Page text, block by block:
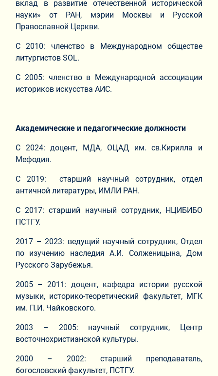
вклад в развитие отечественной исторической
науки» от РАН, мэрии Москвы и Русской
Православной Церкви.
С 2010: членство в Международном обществе
литургистов SOL.
С 2005: членство в Международной ассоциации
историков искусства АИС.
Академические и педагогические должности
С 2024: доцент, МДА, ОЦАД им. св.Кирилла и
Мефодия.
С 2019: старший научный сотрудник, отдел
античной литературы, ИМЛИ РАН.
С 2017: старший научный сотрудник, НЦИБИБО
ПСТГУ.
2017 – 2023: ведущий научный сотрудник, Отдел
по изучению наследия А.И. Сол­же­ни­цына, Дом
Русского Зарубежья.
2005 – 2011: доцент, кафедра истории русской
музыки, историко-теоретический факультет, МГК
им. П.И. Чайковского.
2003 – 2005: научный сотрудник, Центр
восточнохристианской культуры.
2000 – 2002: старший преподаватель,
богословский факультет, ПСТГУ.